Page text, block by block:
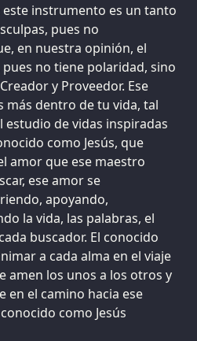
instrumento es un tanto
pues no
en nuestra opinión, el
no tiene polaridad, sino
y Proveedor. Ese
más dentro de tu vida, tal
estudio de vidas inspiradas
como Jesús, que
amor que ese maestro
ese amor se
apoyando,
la vida, las palabras, el
buscador. El conocido
a cada alma en el viaje
amen los unos a los otros y
en el camino hacia ese
como Jesús